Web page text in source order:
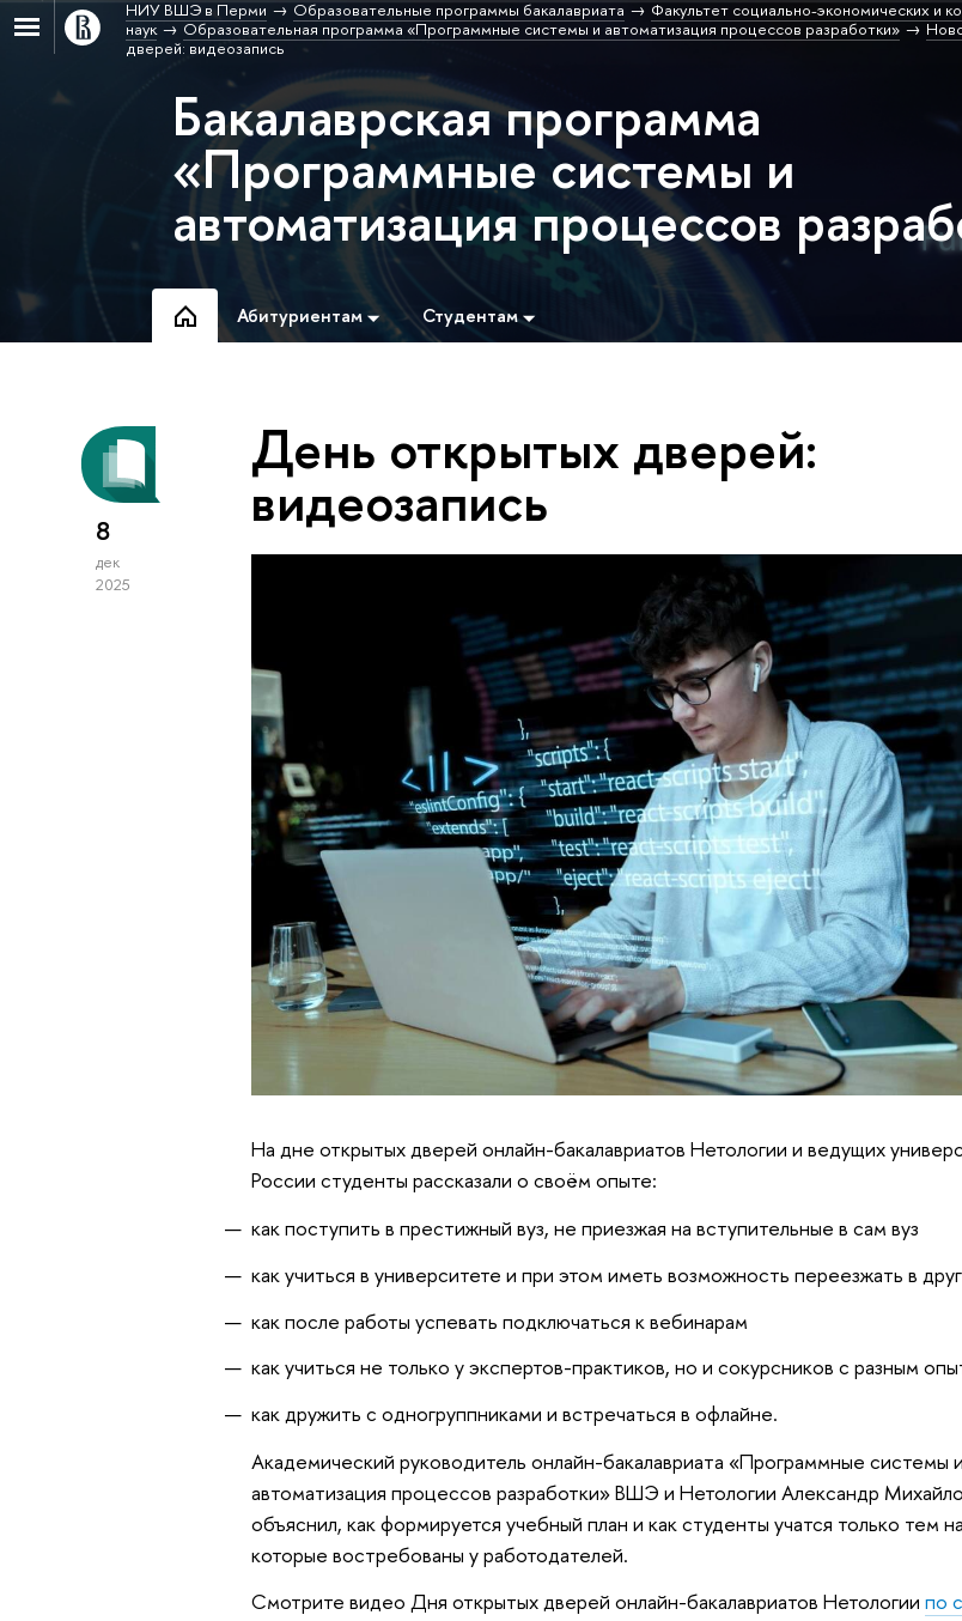
НИУ ВШЭ в Перми Образовательные программы бакалавриата
Факультет социально-экономических и
наук
Образовательная программа «Программные системы и автоматизация процессов разработки»
дверей: видеозапись
Бакалаврская программа
«Программные системы и
автоматизация процессов
Абитуриентам Студентам
8
дек
2025
День открытых дверей:
видеозапись
На дне открытых дверей онлайн-бакалавриатов Нетологии и ведущих
России студенты рассказали о своём опыте:
как поступить в престижный вуз, не приезжая на вступительные в сам вуз
как учиться в университете и при этом иметь возможность переезжать в
как после работы успевать подключаться к вебинарам
как учиться не только у экспертов-практиков, но и сокурсников с разным
как дружить с одногруппниками и встречаться в офлайне.
Академический руководитель онлайн-бакалавриата «Программные системы и
автоматизация процессов разработки» ВШЭ и Нетологии Александр
объяснил, как формируется учебный план и как студенты учатся только тем
которые востребованы у работодателей.
Смотрите видео Дня открытых дверей онлайн-бакалавриатов Нетологии по